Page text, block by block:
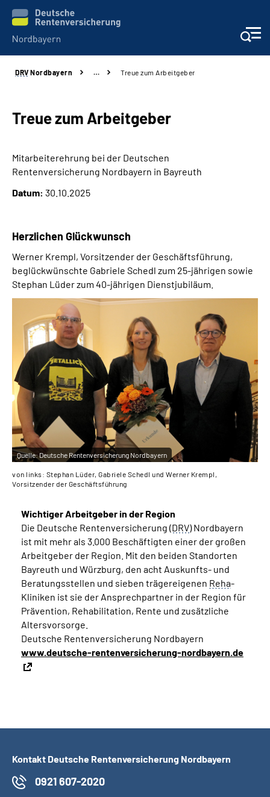
Online-Services
Services
Über uns
Inhalte in Gebärdensprache (DGS)
Leichte Sprache
Suche
Mein Kundenportal
DRV Nordbayern … Treue zum Arbeitgeber
Treue zum Arbeitgeber
Mitarbeiterehrung bei der Deutschen
Rentenversicherung Nordbayern in Bayreuth
Datum: 30.10.2025
Herzlichen Glückwunsch
Werner Krempl, Vorsitzender der Geschäftsführung,
beglückwünschte Gabriele Schedl zum 25-jährigen sowie
Stephan Lüder zum 40-jährigen Dienstjubiläum.
Quelle:Deutsche Rentenversicherung Nordbayern
von links: Stephan Lüder, Gabriele Schedl und Werner Krempl,
Vorsitzender der Geschäftsführung
Wichtiger Arbeitgeber in der Region
Die Deutsche Rentenversicherung (DRV) Nordbayern
ist mit mehr als 3.000 Beschäftigten einer der großen
Arbeitgeber der Region. Mit den beiden Standorten
Bayreuth und Würzburg, den acht Auskunfts- und
Beratungsstellen und sieben trägereigenen Reha-
Kliniken ist sie der Ansprechpartner in der Region für
Prävention, Rehabilitation, Rente und zusätzliche
Altersvorsorge.
Deutsche Rentenversicherung Nordbayern
www.deutsche-rentenversicherung-nordbayern.de
Kontakt Deutsche Rentenversicherung Nordbayern
0921 607-2020